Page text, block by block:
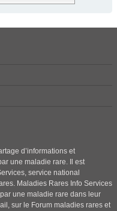
d’informations et
une maladie rare. Il est
service national
Maladies Rares Info Services
une maladie rare dans leur
sur le Forum maladies rares et